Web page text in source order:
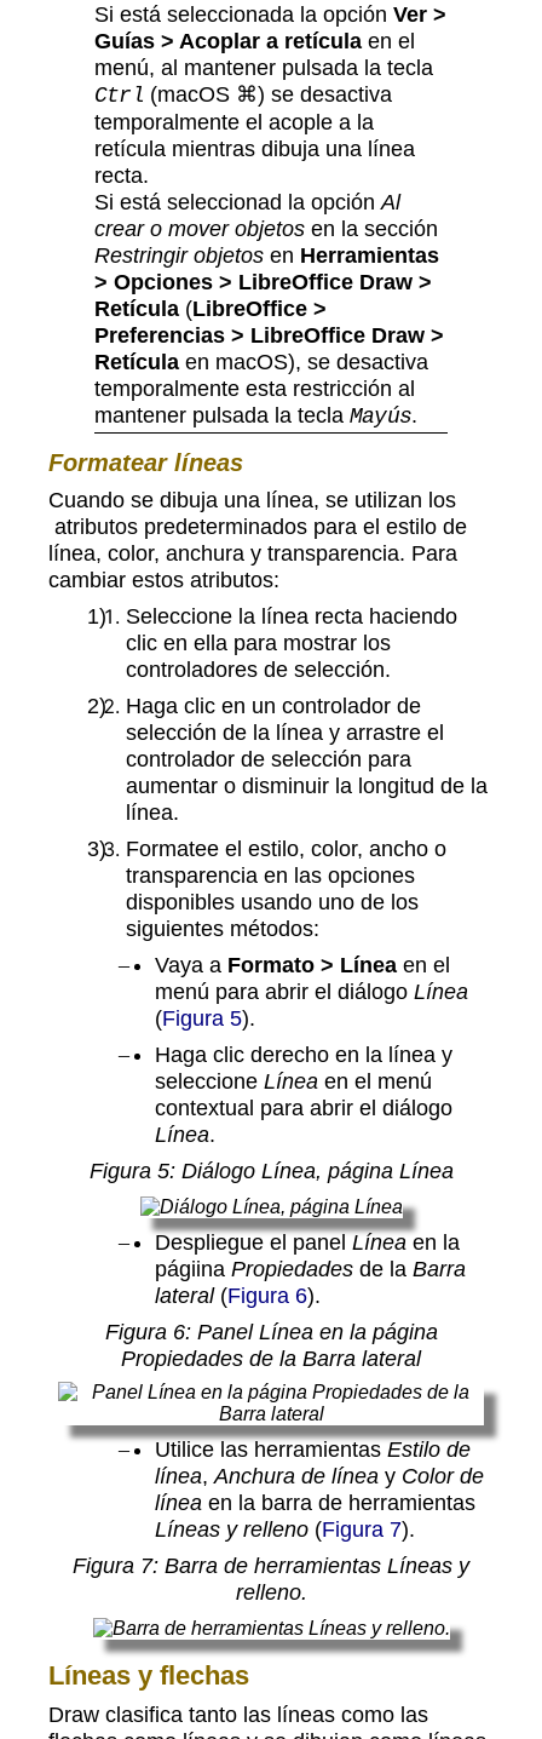
Si está seleccionada la opción Ver >
Guías > Acoplar a retículaen el
menú, al mantener pulsada la tecla
Ctrl (macOS ⌘) se desactiva
temporalmente el acople a la
retícula mientras dibuja una línea
recta.
Si está seleccionad la opciónAl
crear o mover objetosen la sección
Restringir objetosen Herramientas
> Opciones > LibreOffice Draw >
Retícula(LibreOffice >
Preferencias > LibreOffice Draw >
Retículaen macOS), se desactiva
temporalmente esta restricción al
mantener pulsada la tecla Mayús.
Formatear líneas
Cuando se dibuja una línea, se utilizan los
atributos predeterminados para el estilo de
línea, color, anchura y transparencia. Para
cambiar estos atributos:
Seleccione la línea recta haciendo
clic en ella para mostrar los
controladores de selección.
Haga clic en un controlador de
selección de la línea y arrastre el
controlador de selección para
aumentar o disminuir la longitud de la
línea.
Formatee el estilo, color, ancho o
transparencia en las opciones
disponibles usando uno de los
siguientes métodos:
Vaya a Formato > Línea en el
menú para abrir el diálogo Línea
(Figura 5).
Haga clic derecho en la línea y
seleccione Línea en el menú
contextual para abrir el diálogo
Línea.
Figura 5: Diálogo Línea, página Línea
Despliegue el panel Línea en la
págiina Propiedades de la Barra
lateral(Figura 6).
Figura 6: Panel Línea en la página
Propiedades de la Barra lateral
Utilice las herramientasEstilo de
línea, Anchura de línea y Color de
línea en la barra de herramientas
Líneas y relleno (Figura 7).
Figura 7: Barra de herramientas Líneas y
relleno.
Líneas y flechas
Draw clasifica tanto las líneas como las